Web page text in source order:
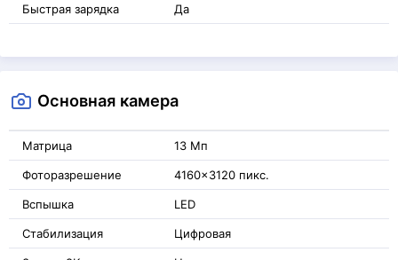
Быстрая зарядка Да
Основная камера
Матрица 13 Мп
Фоторазрешение 4160x3120 пикс.
Вспышка LED
Стабилизация Цифровая